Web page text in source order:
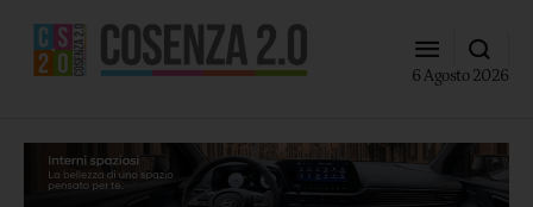
6 Agosto 2026